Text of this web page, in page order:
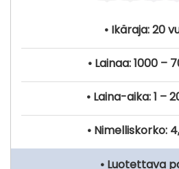
• Ikäraja: 20
• Lainaa: 1000 –
• Laina-aika: 1 –
• Nimelliskorko:
• Luotettava